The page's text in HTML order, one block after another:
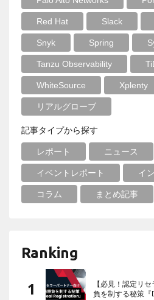
Red Hat Slack
Snyk Spring
Tanzu Observability
WhiteSource Xplenty
リアルグローブ
記事タイプから探す
レポート ニュース
イベントレポート イ
コラム まとめ記事
Ranking
【必見！認定リ
負を制する秘策『